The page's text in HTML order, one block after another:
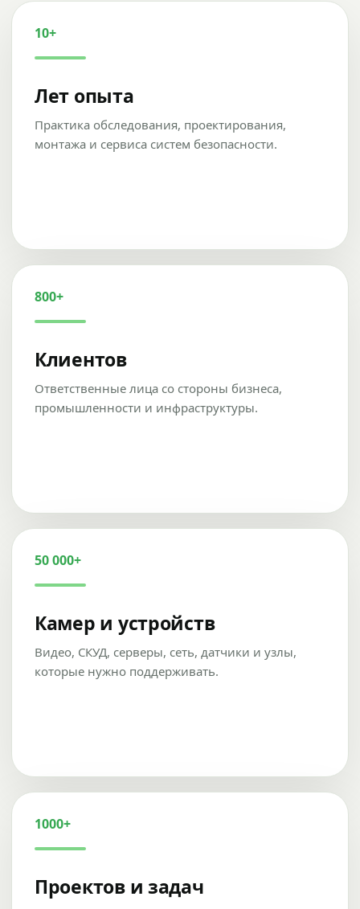
10+
Лет опыта
Практика обследования, проектирования,
монтажа и сервиса систем безопасности.
800+
Клиентов
Ответственные лица со стороны бизнеса,
промышленности и инфраструктуры.
50 000+
Камер и устройств
Видео, СКУД, серверы, сеть, датчики и узлы,
которые нужно поддерживать.
1000+
Проектов и задач